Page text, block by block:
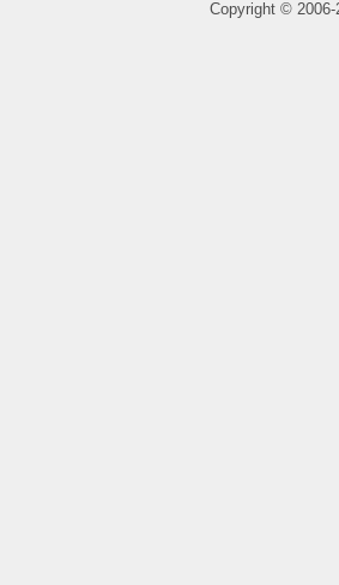
Copyright ©